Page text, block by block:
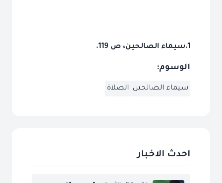
1.سيماء الصالحين، ص 119.
الوسوم:
سيماء الصالحين الصلاة
احدث الاخبار